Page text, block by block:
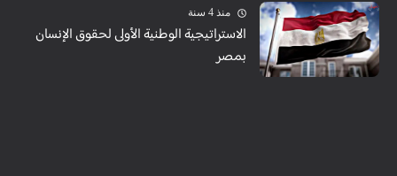
منذ 4 سنة
الاستراتيجية الوطنية الأولى لحقوق الإنسان
بمصر